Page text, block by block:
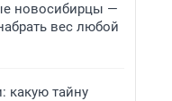
новосибирцы —
вес любой
какую тайну